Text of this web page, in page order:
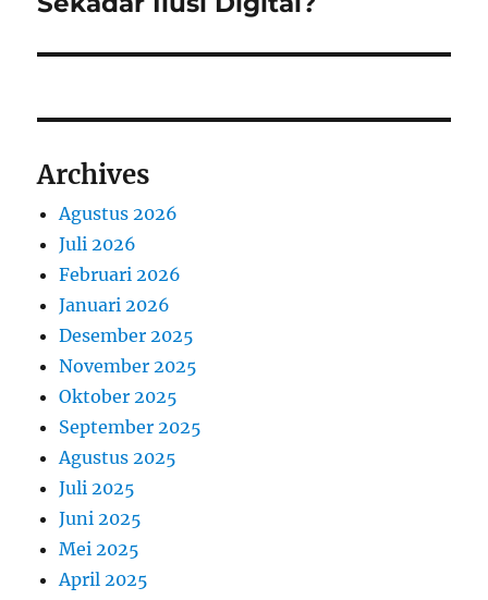
Archives
Agustus 2026
Juli 2026
Februari 2026
Januari 2026
Desember 2025
November 2025
Oktober 2025
September 2025
Agustus 2025
Juli 2025
Juni 2025
Mei 2025
April 2025